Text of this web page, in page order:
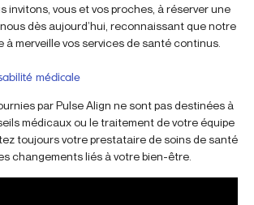
invitons, vous et vos proches, à réserver une
dès aujourd’hui, reconnaissant que notre
à merveille vos services de santé continus.
médicale
par Pulse Align ne sont pas destinées à
médicaux ou le traitement de votre équipe
toujours votre prestataire de soins de santé
changements liés à votre bien-être.